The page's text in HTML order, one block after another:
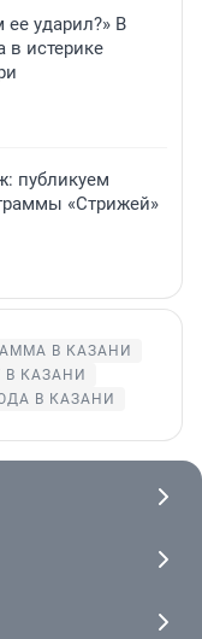
ударил?» В
в истерике
публикуем
«Стрижей»
В КАЗАНИ
КАЗАНИ
В КАЗАНИ